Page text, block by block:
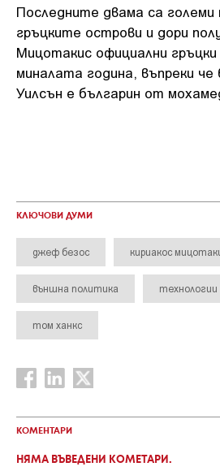
Последните двама са
гръцките острови и дори
Мицотакис официални
миналата година, въпреки
Уилсън е българин от
КЛЮЧОВИ ДУМИ
джеф безос кириакос
външна политика технологии
том ханкс
КОМЕНТАРИ
НЯМА ВЪВЕДЕНИ КОМЕТАРИ.